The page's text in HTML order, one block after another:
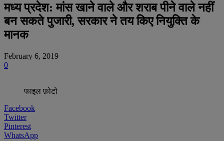
मध्य प्रदेश: मांस खाने वाले और शराब पीने वाले नहीं
बन सकते पुजारी, सरकार ने तय किए नियुक्ति के
मानक
February 6, 2019
0
फाइल फ़ोटो
Facebook
Twitter
Pinterest
WhatsApp